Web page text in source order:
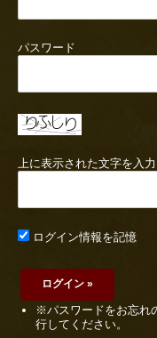
パスワード
上に表示された文字を入
ログイン情報を記憶
※パスワードをお忘れ
行してください。